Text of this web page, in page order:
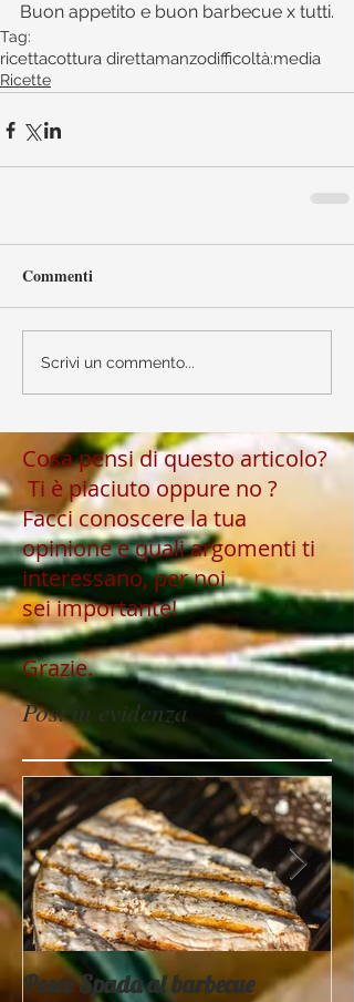
Buon appetito e buon barbecue x tutti.
Tag:
ricettacottura direttamanzodifficoltà:media
Ricette
Commenti
Scrivi un commento...
Cosa pensi di questo articolo?
Ti è piaciuto oppure no ?
Facci conoscere la tua
opinione e quali argomenti ti
interessano, per noi
sei importante!
Grazie.
Post in evidenza
Pesce Spada al barbecue